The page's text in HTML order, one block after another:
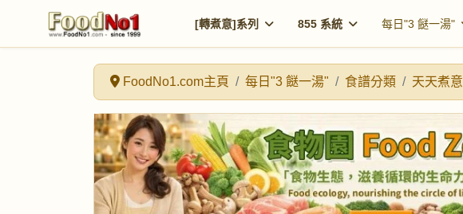
[轉煮意]系列 855 系統 每日"3 餸一湯"
FoodNo1.com主頁 每日"3 餸一湯" 食譜分類 天天煮意